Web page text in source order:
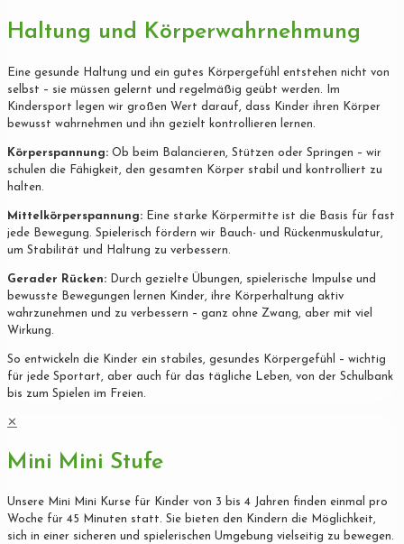
Haltung und Körperwahrnehmung
Eine gesunde Haltung und ein gutes Körpergefühl entstehen nicht von
selbst – sie müssen gelernt und regelmäßig geübt werden. Im
Kindersport legen wir großen Wert darauf, dass Kinder ihren Körper
bewusst wahrnehmen und ihn gezielt kontrollieren lernen.
Körperspannung: Ob beim Balancieren, Stützen oder Springen – wir
schulen die Fähigkeit, den gesamten Körper stabil und kontrolliert zu
halten.
Mittelkörperspannung: Eine starke Körpermitte ist die Basis für fast
jede Bewegung. Spielerisch fördern wir Bauch- und Rückenmuskulatur,
um Stabilität und Haltung zu verbessern.
Gerader Rücken: Durch gezielte Übungen, spielerische Impulse und
bewusste Bewegungen lernen Kinder, ihre Körperhaltung aktiv
wahrzunehmen und zu verbessern – ganz ohne Zwang, aber mit viel
Wirkung.
So entwickeln die Kinder ein stabiles, gesundes Körpergefühl – wichtig
für jede Sportart, aber auch für das tägliche Leben, von der Schulbank
bis zum Spielen im Freien.
✕
Mini Mini Stufe
Unsere Mini Mini Kurse für Kinder von 3 bis 4 Jahren finden einmal pro
Woche für 45 Minuten statt. Sie bieten den Kindern die Möglichkeit,
sich in einer sicheren und spielerischen Umgebung vielseitig zu bewegen.